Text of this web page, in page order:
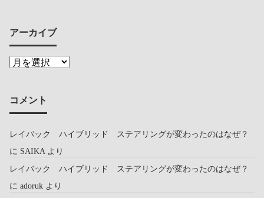
アーカイブ
コメント
レイバック ハイブリッド ステアリングが変わったのはなぜ？
に SAIKA より
レイバック ハイブリッド ステアリングが変わったのはなぜ？
に adoruk より